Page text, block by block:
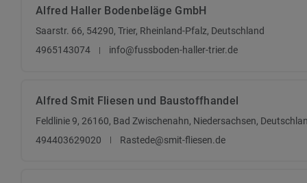
Alfred Haller Bodenbeläge GmbH
Saarstr. 66, 54290, Trier, Rheinland-Pfalz, Deutschland
4965143074
info@fussboden-haller-trier.de
Alfred Smit Fliesen und Baustoffhandel
Feldlinie 9, 26160, Bad Zwischenahn, Niedersachsen,
494403629020
Rastede@smit-fliesen.de